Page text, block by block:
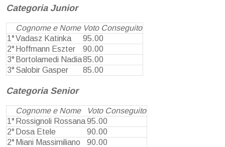
Categoria Junior
Cognome e Nome Voto Conseguito
1°Vadasz Katinka
95.00
2° Hoffmann Eszter
90.00
3° Bortolamedi Nadia85.00
3° Salobir Gasper 85.00
Categoria Senior
Cognome e Nome
Voto Conseguito
1° Rossignoli Rossana95.00
2° Dosa Etele
90.00
2° Miani Massimiliano
90.00